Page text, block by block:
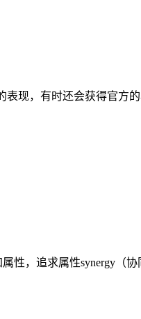
现，有时还会获得官方的
性，追求属性synergy（协